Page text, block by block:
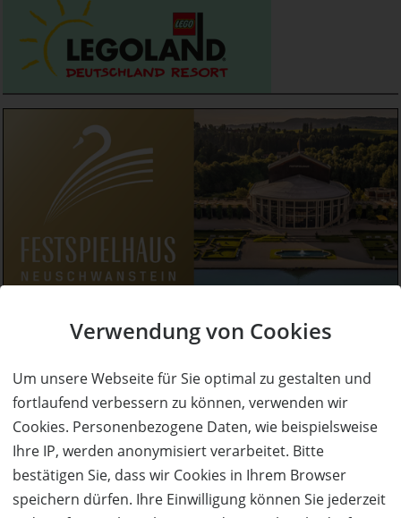
Verwendung von Cookies
Um unsere Webseite für Sie optimal zu gestalten und
fortlaufend verbessern zu können, verwenden wir
Cookies. Personenbezogene Daten, wie beispielsweise
Ihre IP, werden anonymisiert verarbeitet. Bitte
bestätigen Sie, dass wir Cookies in Ihrem Browser
speichern dürfen. Ihre Einwilligung können Sie jederzeit